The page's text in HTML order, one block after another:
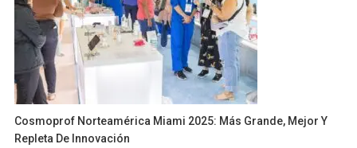
Cosmoprof Norteamérica Miami 2025: Más Grande, Mejor Y
Repleta De Innovación